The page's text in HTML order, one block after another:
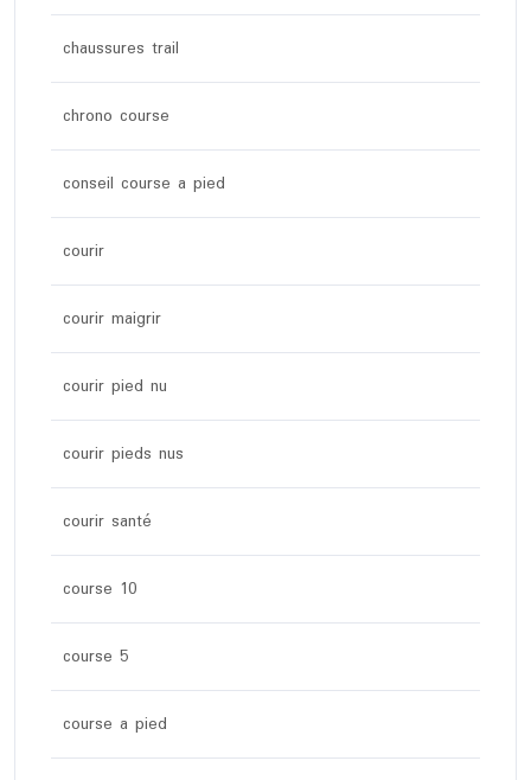
chaussures trail
chrono course
conseil course a pied
courir
courir maigrir
courir pied nu
courir pieds nus
courir santé
course 10
course 5
course a pied